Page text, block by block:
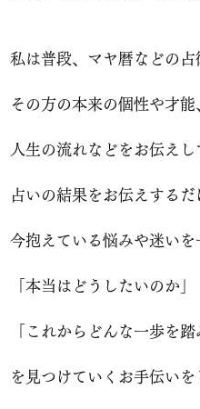
私は普段、マヤ暦などの占
その方の本来の個性や才能
人生の流れなどをお伝えし
占いの結果をお伝えするだ
今抱えている悩みや迷いを
「本当はどうしたいのか」
「これからどんな一歩を踏
を見つけていくお手伝いを